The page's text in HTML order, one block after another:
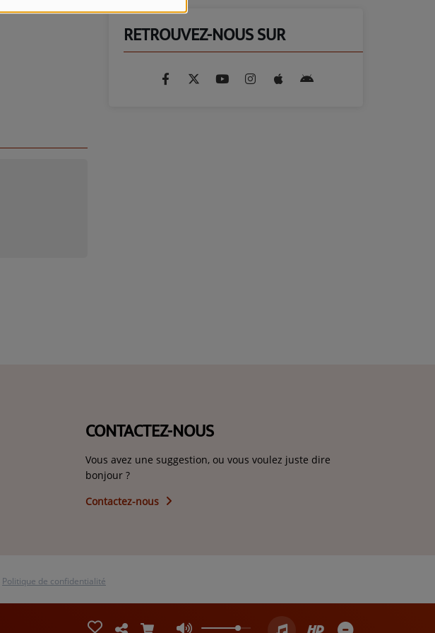
RETROUVEZ-NOUS SUR
CONTACTEZ-NOUS
Vous avez une suggestion, ou vous voulez juste dire
bonjour ?
Contactez-nous
Politique de confidentialité